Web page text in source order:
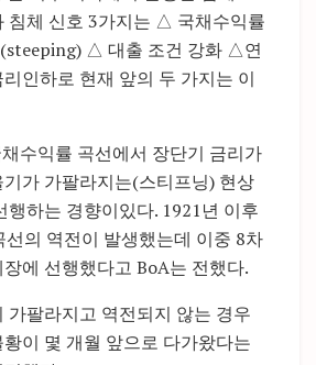
침체 신호 3가지는 △ 국채수익률
△ 대출 조건 강화 △연
인하로 현재 앞의 두 가지는 이
수익률 곡선에서 장단기 금리가
가 가팔라지는(스티프닝) 현상
행하는 경향이있다. 1921년 이후
선의 역전이 발생했는데 이중 8차
에 선행했다고 BoA는 전했다.
가팔라지고 역전되지 않는 경우
이 몇 개월 앞으로 다가왔다는